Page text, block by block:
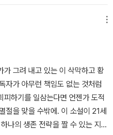
그들의 생활방식을 긍정하게 된
는 것이다. 동물들을 먹지 않는
다른 종들을 멸종시키는 행위는
없는 홍수의 해가 올 것이라 믿고
환경, 생태의 문제에 접근할 수
는지, 우리가 지금의 생활방식을
될 것이라는 말이 있는데, 토비
야 하는지를 생각하게 된다.렌 역
한다. 아직 미래를 살아갈 세대다.
가 쇼핑에 대한 청교도적인 태도
하지. 하지만 우리한테는 그들
까 우리에겐 테러리스트의 자격
심하고 편안히 주무세요. 천사들
들이라고 토비는 생각했다. - 94-
없이 많고 많은 사람들 중에서
낙관적이고 더 신선한 세포를 지
가? 자신이 살아남은 것은 어떤
을 토비는 믿어야 했다. 증인이 되
서, 적어도 총체적인 파멸로부터
그려 내고 있는 이 삭막하고 황
자가 아무런 책임도 없는 것처럼
하기를 일삼는다면 언젠가 도적
절을 맞을 수밖에. 이 소설이 21세
나의 생존 전략을 짤 수 있는 지혜